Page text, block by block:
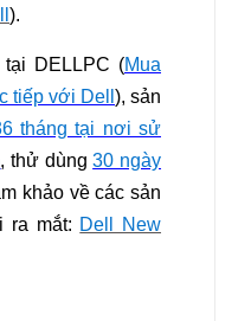
).
DELLPC (Mua
tiếp với Dell ), sản
tháng tại nơi sử
, thử dùng30 ngày
khảo vềcác sản
ra mắt: Dell New